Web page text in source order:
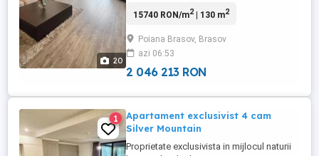
20
fantastica spre munte, cu brazii la
plus 3 terase catre munte cu suprafa de
45 mp. Videao prezentare: https:
www.youtube.com watch?
15740 RON/m2| 130 m2
Poiana Brasov, Brasov
azi 06:53
2 046 213 RON
1
Apartament exclusivist 4 cam
Silver Mountain
Proprietate exclusivista in mijlocul naturii